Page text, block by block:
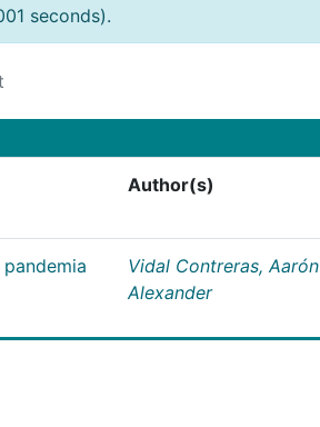
seconds).
Author(s)
Vidal Contreras, Aarón
Alexander